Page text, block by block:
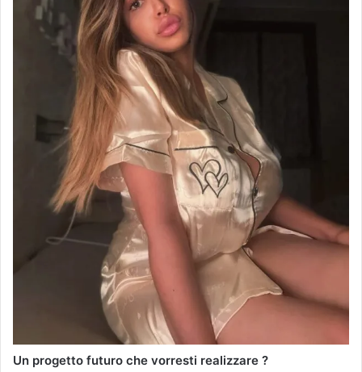
Un progetto futuro che vorresti realizzare ?